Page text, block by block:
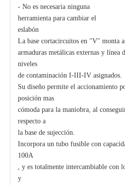
- No es necesaria ninguna
herramienta para cambiar el
eslabón
La base cortacircuitos en "V" monta
armaduras metálicas externas y línea
niveles
de contaminación I-III-IV asignados.
Su diseño permite el accionamiento
posición mas
cómoda para la maniobra, al
respecto a
la base de sujección.
Incorpora un tubo fusible con
100A
, y es totalmente intercambiable con
y